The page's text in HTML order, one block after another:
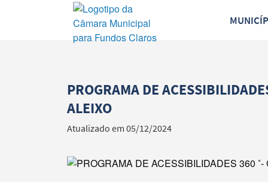
PROGRAMA DE
ALEIXO
Atualizado em 05/12/2024